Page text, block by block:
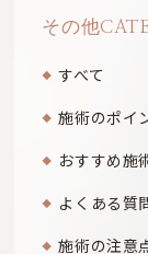
その他
すべて
施術のポイ
おすすめ施
よくある質
施術の注意